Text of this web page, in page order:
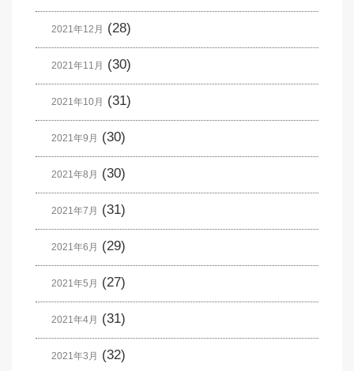
2021年12月 (28)
2021年11月 (30)
2021年10月 (31)
2021年9月 (30)
2021年8月 (30)
2021年7月 (31)
2021年6月 (29)
2021年5月 (27)
2021年4月 (31)
2021年3月 (32)